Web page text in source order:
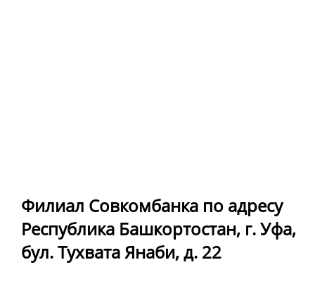
Филиал Совкомбанка по адресу
Республика Башкортостан, г. Уфа,
бул. Тухвата Янаби, д. 22